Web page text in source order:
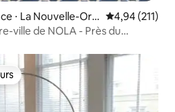
⋅ La Nouvelle-Orlé Évaluation
4,94 (211)
ville de NOLA - Près du
les plus appréciés